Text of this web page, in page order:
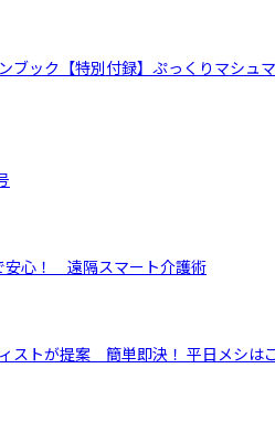
ブック【特別付録】ぷっくりマシュマ
安心！ 遠隔スマート介護術
ストが提案 簡単即決！ 平日メシは